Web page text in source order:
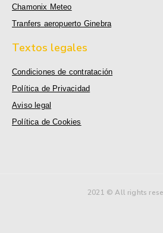
Chamonix Meteo
Tranfers aeropuerto Ginebra
Textos legales
Condiciones de contratación
Política de Privacidad
Aviso legal
Política de Cookies
2021 © All rights